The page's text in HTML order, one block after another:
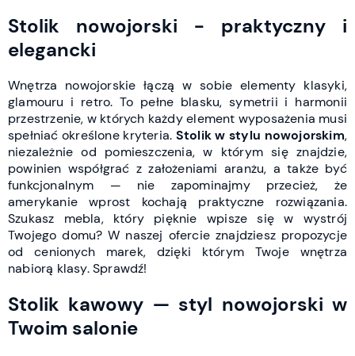
Stolik nowojorski - praktyczny i
elegancki
Wnętrza nowojorskie łączą w sobie elementy klasyki,
glamouru i retro. To pełne blasku, symetrii i harmonii
przestrzenie, w których każdy element wyposażenia musi
spełniać określone kryteria. Stolik w stylu nowojorskim,
niezależnie od pomieszczenia, w którym się znajdzie,
powinien współgrać z założeniami aranżu, a także być
funkcjonalnym — nie zapominajmy przecież, że
amerykanie wprost kochają praktyczne rozwiązania.
Szukasz mebla, który pięknie wpisze się w wystrój
Twojego domu? W naszej ofercie znajdziesz propozycje
od cenionych marek, dzięki którym Twoje wnętrza
nabiorą klasy. Sprawdź!
Stolik kawowy — styl nowojorski w
Twoim salonie